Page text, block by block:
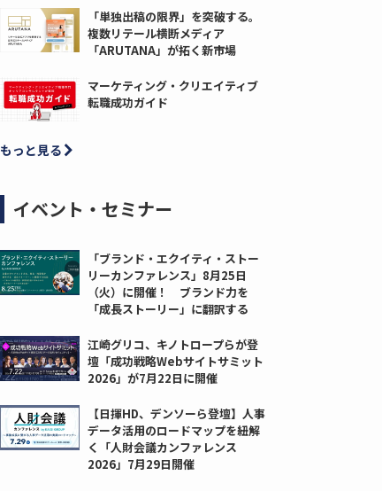
「単独出稿の限界」を突破する。
複数リテール横断メディア
「ARUTANA」が拓く新市場
マーケティング・クリエイティブ
転職成功ガイド
もっと見る
イベント・セミナー
「ブランド・エクイティ・ストー
リーカンファレンス」8月25日
（火）に開催！ ブランド力を
「成長ストーリー」に翻訳する
江崎グリコ、キノトロープらが登
壇「成功戦略Webサイトサミット
2026」が7月22日に開催
【日揮HD、デンソーら登壇】人事
データ活用のロードマップを紐解
く「人財会議カンファレンス
2026」7月29日開催